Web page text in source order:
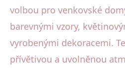
volbou pro venkovské
barevnými vzory,
vyrobenými dekoracemi.
přívětivou a uvolněnou